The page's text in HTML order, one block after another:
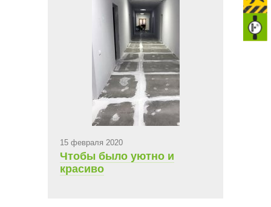
15 февраля 2020
Чтобы было уютно и
красиво